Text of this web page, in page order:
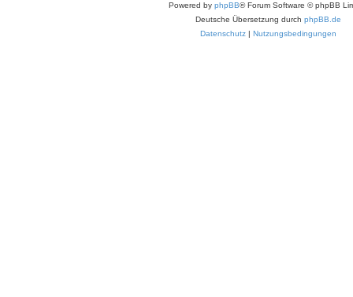
Powered by phpBB® Forum Software © phpBB
Deutsche Übersetzung durch phpBB.de
Datenschutz | Nutzungsbedingungen